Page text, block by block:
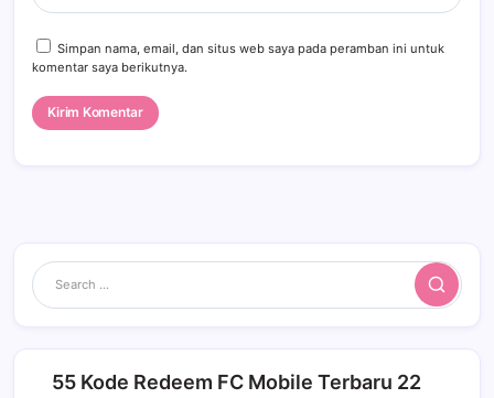
Simpan nama, email, dan situs web saya pada peramban ini untuk
komentar saya berikutnya.
Search
55 Kode Redeem FC Mobile Terbaru 22